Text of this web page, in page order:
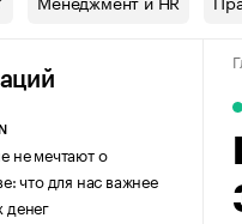
Конференции СПб
Рынок
не мечтают о
что для нас важнее
денег